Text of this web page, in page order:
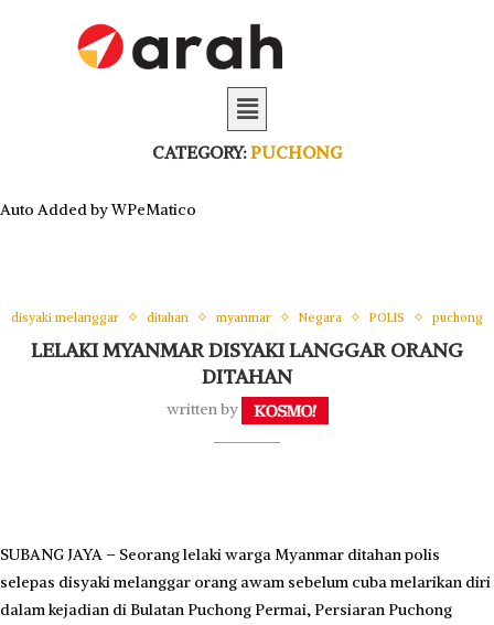
CATEGORY:PUCHONG
Auto Added by WPeMatico
disyaki melanggar ditahan myanmar Negara POLIS puchong
LELAKI MYANMAR DISYAKI LANGGAR ORANG
DITAHAN
written by
SUBANG JAYA – Seorang lelaki warga Myanmar ditahan polis
selepas disyaki melanggar orang awam sebelum cuba melarikan diri
dalam kejadian di Bulatan Puchong Permai, Persiaran Puchong